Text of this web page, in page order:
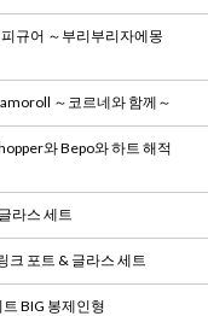
규어 ～부리부리자에몽
～코르네와 함께～
와 Bepo와 하트 해적
라스 세트
크 포트 & 글라스 세트
BIG 봉제인형